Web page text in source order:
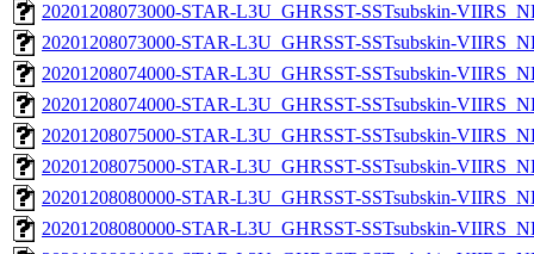
20201208073000-STAR-L3U_GHRSST-SSTsubskin-
20201208073000-STAR-L3U_GHRSST-SSTsubskin-
20201208074000-STAR-L3U_GHRSST-SSTsubskin-
20201208074000-STAR-L3U_GHRSST-SSTsubskin-
20201208075000-STAR-L3U_GHRSST-SSTsubskin-
20201208075000-STAR-L3U_GHRSST-SSTsubskin-
20201208080000-STAR-L3U_GHRSST-SSTsubskin-
20201208080000-STAR-L3U_GHRSST-SSTsubskin-